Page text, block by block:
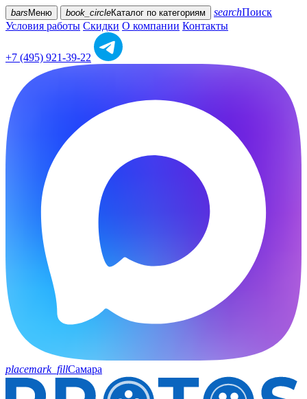
bars Меню book_circleКаталог по категориям searchПоиск
Условия работы Скидки О компании Контакты
+7 (495) 921-39-22
placemark_fillСамара